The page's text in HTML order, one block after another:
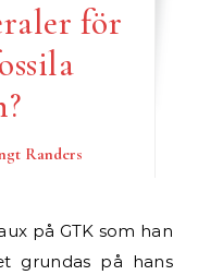
för
Randers
grundas på hans